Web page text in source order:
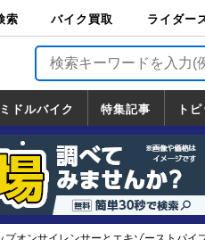
索 バイク買取
バイク買取
ライダー
ライダー
TOP
バイク輸送
バイクガ
フ
バイク車両
ロードサー
バイク試乗
ドルバイク
ミドルバイク
キ
特集記事 ト
トピ
一覧
ホン
ヤマ
スズ
カワ
ハー
ビッ
ドゥ
トラ
フ
局